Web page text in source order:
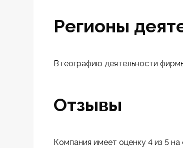
Регионы
В географию деятельности
Отзывы
Компания имеет оценку 4 из 5